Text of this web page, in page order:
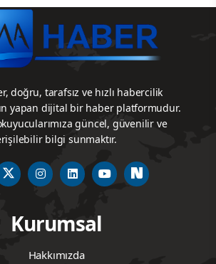
doğru, tarafsız ve hızlı habercilik
yapan dijital bir haber platformudur.
güncel, güvenilir ve
bilgi sunmaktır.
Kurumsal
Hakkımızda